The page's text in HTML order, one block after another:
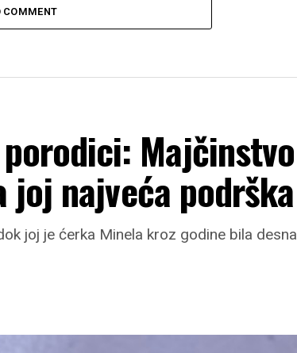
COMMENT
Majčinstvo
najveća podrška
joj je ćerka Minela kroz godine bila desna